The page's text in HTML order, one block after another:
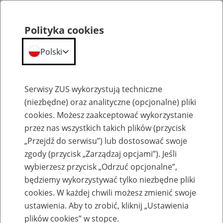
Emerytury
Baza zlikwidowanych lub
przekształconych zakładów pracy
Polityka cookies
Polski
Serwisy ZUS wykorzystują techniczne
(niezbędne) oraz analityczne (opcjonalne) pliki
cookies. Możesz zaakceptować wykorzystanie
przez nas wszystkich takich plików (przycisk
„Przejdź do serwisu”) lub dostosować swoje
zgody (przycisk „Zarządzaj opcjami”). Jeśli
wybierzesz przycisk „Odrzuć opcjonalne”,
będziemy wykorzystywać tylko niezbędne pliki
cookies. W każdej chwili możesz zmienić swoje
ustawienia. Aby to zrobić, kliknij „Ustawienia
plików cookies” w stopce.